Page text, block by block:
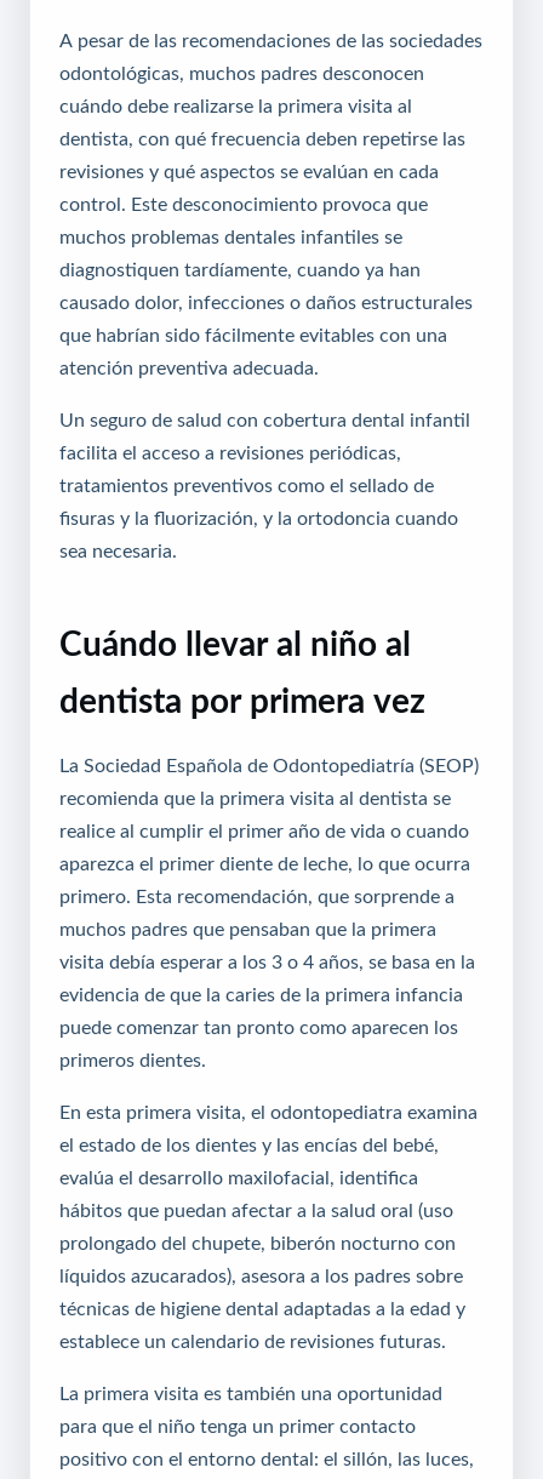
A pesar de las recomendaciones de las sociedades
odontológicas, muchos padres desconocen
cuándo debe realizarse la primera visita al
dentista, con qué frecuencia deben repetirse las
revisiones y qué aspectos se evalúan en cada
control. Este desconocimiento provoca que
muchos problemas dentales infantiles se
diagnostiquen tardíamente, cuando ya han
causado dolor, infecciones o daños estructurales
que habrían sido fácilmente evitables con una
atención preventiva adecuada.
Un seguro de salud con cobertura dental infantil
facilita el acceso a revisiones periódicas,
tratamientos preventivos como el sellado de
fisuras y la fluorización, y la ortodoncia cuando
sea necesaria.
Cuándo llevar al niño al
dentista por primera vez
La Sociedad Española de Odontopediatría (SEOP)
recomienda que la primera visita al dentista se
realice al cumplir el primer año de vida o cuando
aparezca el primer diente de leche, lo que ocurra
primero. Esta recomendación, que sorprende a
muchos padres que pensaban que la primera
visita debía esperar a los 3 o 4 años, se basa en la
evidencia de que la caries de la primera infancia
puede comenzar tan pronto como aparecen los
primeros dientes.
En esta primera visita, el odontopediatra examina
el estado de los dientes y las encías del bebé,
evalúa el desarrollo maxilofacial, identifica
hábitos que puedan afectar a la salud oral (uso
prolongado del chupete, biberón nocturno con
líquidos azucarados), asesora a los padres sobre
técnicas de higiene dental adaptadas a la edad y
establece un calendario de revisiones futuras.
La primera visita es también una oportunidad
para que el niño tenga un primer contacto
positivo con el entorno dental: el sillón, las luces,